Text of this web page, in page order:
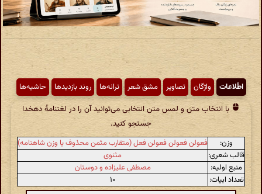
اطّلاعات واژگان تصاویر مشق شعر ترانه‌ها روند بازدیدها حاشیه‌ها
با انتخاب متن و لمس متن انتخابی می‌توانید آن را در لغتنامهٔ دهخدا
جستجو کنید.
وزن:
فعولن فعولن فعولن فعل (متقارب مثمن محذوف یا وزن شاهنامه)
قالب شعری:
مثنوی
منبع اولیه:
مصطفی علیزاده و دوستان
تعداد ابیات:
۱۰